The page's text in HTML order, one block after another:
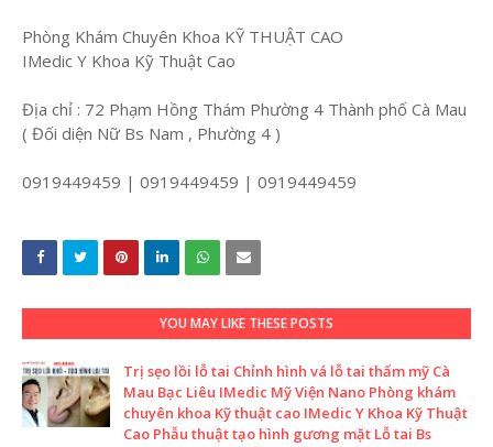
Phòng Khám Chuyên Khoa KỸ THUẬT CAO
IMedic Y Khoa Kỹ Thuật Cao
Địa chỉ : 72 Phạm Hồng Thám Phường 4 Thành phố Cà Mau
( Đối diện Nữ Bs Nam , Phường 4 )
0919449459 | 0919449459 | 0919449459
YOU MAY LIKE THESE POSTS
Trị sẹo lồi lỗ tai Chỉnh hình vá lỗ tai thẩm mỹ Cà
Mau Bạc Liêu IMedic Mỹ Viện Nano Phòng khám
chuyên khoa Kỹ thuật cao IMedic Y Khoa Kỹ Thuật
Cao Phẫu thuật tạo hình gương mặt Lỗ tai Bs